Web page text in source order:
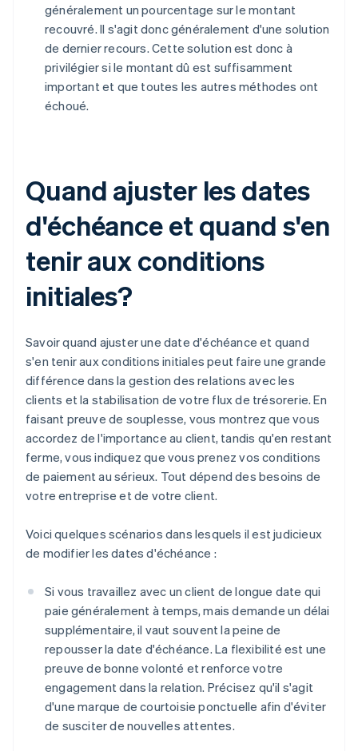
généralement un pourcentage sur le montant
recouvré. Il s'agit donc généralement d'une solution
de dernier recours. Cette solution est donc à
privilégier si le montant dû est suffisamment
important et que toutes les autres méthodes ont
échoué.
Quand ajuster les dates
d'échéance et quand s'en
tenir aux conditions
initiales?
Savoir quand ajuster une date d'échéance et quand
s'en tenir aux conditions initiales peut faire une grande
différence dans la gestion des relations avec les
clients et la stabilisation de votre flux de trésorerie. En
faisant preuve de souplesse, vous montrez que vous
accordez de l'importance au client, tandis qu'en restant
ferme, vous indiquez que vous prenez vos conditions
de paiement au sérieux. Tout dépend des besoins de
votre entreprise et de votre client.
Voici quelques scénarios dans lesquels il est judicieux
de modifier les dates d'échéance :
Si vous travaillez avec un client de longue date qui
paie généralement à temps, mais demande un délai
supplémentaire, il vaut souvent la peine de
repousser la date d'échéance. La flexibilité est une
preuve de bonne volonté et renforce votre
engagement dans la relation. Précisez qu'il s'agit
d'une marque de courtoisie ponctuelle afin d'éviter
de susciter de nouvelles attentes.